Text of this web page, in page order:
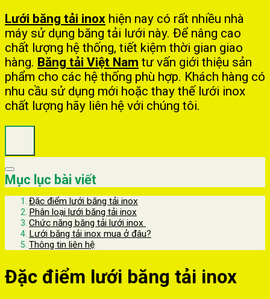
Lưới băng tải inox hiện nay có rất nhiều nhà
máy sử dụng băng tải lưới này. Để nâng cao
chất lượng hệ thống, tiết kiệm thời gian giao
hàng. Băng tải Việt Nam tư vấn giới thiệu sản
phẩm cho các hệ thống phù hợp. Khách hàng có
nhu cầu sử dụng mới hoặc thay thế lưới inox
chất lượng hãy liên hệ với chúng tôi.
Mục lục bài viết
Đặc điểm lưới băng tải inox
Phân loại lưới băng tải inox
Chức năng băng tải lưới inox
Lưới băng tải inox mua ở đâu?
Thông tin liên hệ
Đặc điểm lưới băng tải inox